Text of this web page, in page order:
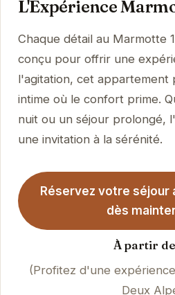
L'Expérience
Chaque détail au Marmotte
conçu pour offrir une
l'agitation, cet appartement
intime où le confort prime.
nuit ou un séjour prolongé,
une invitation à la sérénité.
Réservez votre séjour
dès
À partir
(Profitez d'une
Deux